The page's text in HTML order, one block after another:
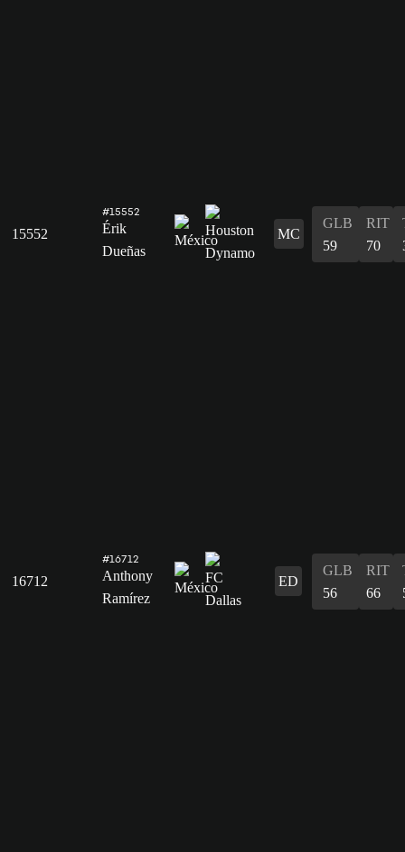
15552
#15552
Érik
Dueñas
MC
GLB
59
RIT
70
16712
#16712
Anthony
Ramírez
ED
GLB
56
RIT
66